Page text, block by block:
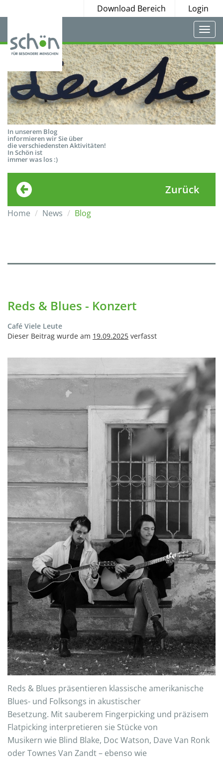
Download Bereich Login
In unserem Blog
informieren wir Sie über
die verschiedensten Aktivitäten!
In Schön ist
immer was los :)
Zurück
Home News Blog
Reds & Blues - Konzert
Café Viele Leute
Dieser Beitrag wurde am 19.09.2025 verfasst
Reds & Blues präsentieren klassische amerikanische
Blues- und Folksongs in akustischer
Besetzung. Mit sauberem Fingerpicking und präzisem
Flatpicking interpretieren sie Stücke von
Musikern wie Blind Blake, Doc Watson, Dave Van Ronk
oder Townes Van Zandt – ebenso wie